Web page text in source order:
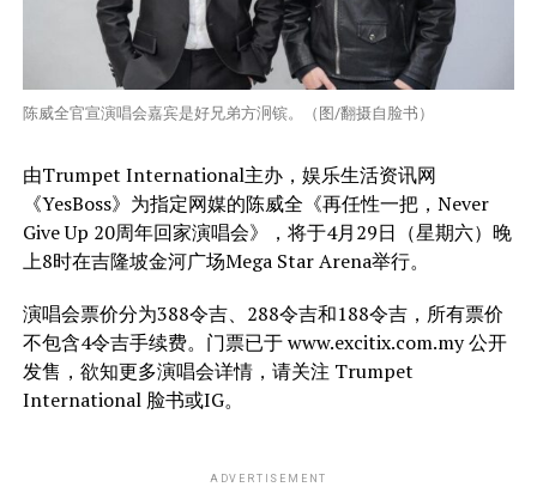
陈威全官宣演唱会嘉宾是好兄弟方泂镔。（图/翻摄自脸书）
由Trumpet International主办，娱乐生活资讯网
《YesBoss》为指定网媒的陈威全《再任性一把，Never
Give Up 20周年回家演唱会》，将于4月29日（星期六）晚
上8时在吉隆坡金河广场Mega Star Arena举行。
演唱会票价分为388令吉、288令吉和188令吉，所有票价
不包含4令吉手续费。门票已于 www.excitix.com.my 公开
发售，欲知更多演唱会详情，请关注 Trumpet
International 脸书或IG。
ADVERTISEMENT